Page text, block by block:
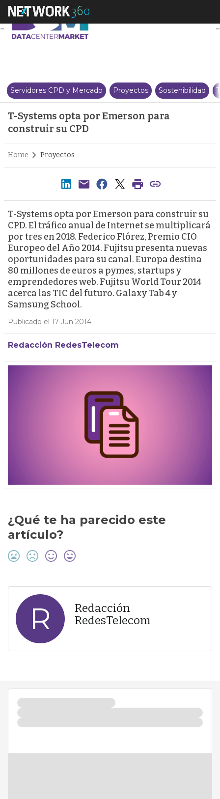
T-Systems opta por Emerson
Servidores CPD y Mercado Proyectos Sostenibilidad
T-Systems opta por Emerson para
construir su CPD
Home Proyectos
T-Systems opta por Emerson para construir su
CPD. El tráfico anual de Internet se multiplicará
por tres en 2018. Federico Flórez, Premio CIO
Europeo del Año 2014. Fujitsu presenta nuevas
oportunidades para su canal. Europa destina
80 millones de euros a pymes, startups y
emprendedores web. Fujitsu World Tour 2014
acerca las TIC del futuro. Galaxy Tab 4 y
Samsung School.
Publicado el 17 Jun 2014
Redacción RedesTelecom
¿Qué te ha parecido este
artículo?
R
Redacción
RedesTelecom